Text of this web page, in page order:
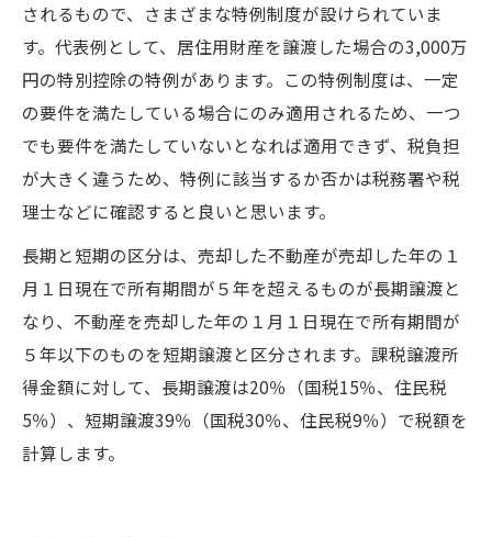
されるもので、さまざまな特例制度が設けられていま
す。代表例として、居住用財産を譲渡した場合の3,000万
円の特別控除の特例があります。この特例制度は、一定
の要件を満たしている場合にのみ適用されるため、一つ
でも要件を満たしていないとなれば適用できず、税負担
が大きく違うため、特例に該当するか否かは税務署や税
理士などに確認すると良いと思います。
長期と短期の区分は、売却した不動産が売却した年の１
月１日現在で所有期間が５年を超えるものが長期譲渡と
なり、不動産を売却した年の１月１日現在で所有期間が
５年以下のものを短期譲渡と区分されます。課税譲渡所
得金額に対して、長期譲渡は20％（国税15％、住民税
5％）、短期譲渡39％（国税30％、住民税9％）で税額を
計算します。